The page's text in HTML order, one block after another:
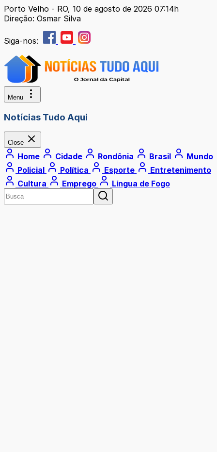
Porto Velho - RO, 10 de agosto de 2026 07:14h
Direção: Osmar Silva
Siga-nos:
Menu
Notícias Tudo Aqui
Close
Home Cidade Rondônia Brasil
Mundo
Policial
Política Esporte
Entretenimento
Cultura
Emprego Língua de Fogo